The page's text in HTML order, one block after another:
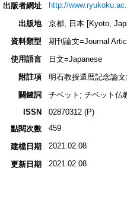
出版者網址
http://
出版地
京都, 日本 [Kyoto,
資料類型
期刊論文=Journal
使用語言
日文=Japanese
附註項
明石教授還暦記念論
關鍵詞
チベット; チベット仏
ISSN
02870312 (P)
點閱次數
459
建檔日期 2021.02.08
更新日期 2021.02.08